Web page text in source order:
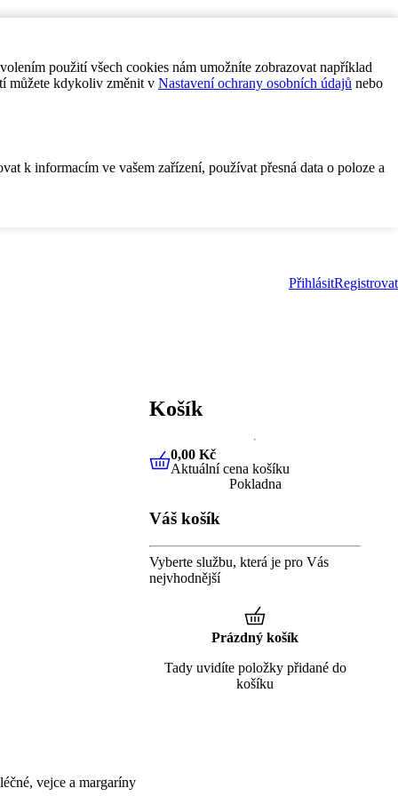
použití všech cookies nám umožníte zobrazovat například
můžete kdykoliv změnit v Nastavení ochrany osobních údajů nebo
k informacím ve vašem zařízení, používat přesná data o poloze a
PřihlásitRegistrovat
vejce a margaríny
Košík
0,00 KčAktuální cena košíku
0,00 Kč
Aktuální cena košíku
Pokladna
Váš košík
Vyberte službu, která je pro Vás
nejvhodnější
Prázdný košík
Tady uvidíte položky přidané do
košíku